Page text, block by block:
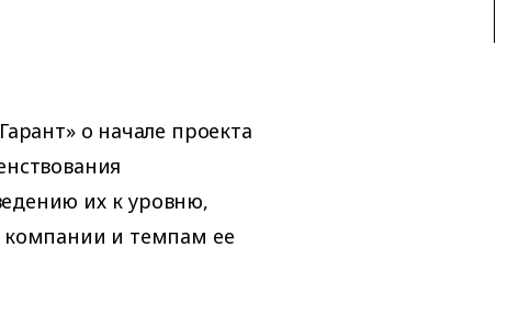
о начале проекта
их к уровню,
компании и темпам ее